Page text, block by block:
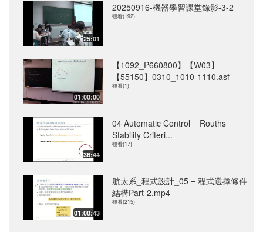
25:01
20250916-機器學習課堂錄影-3-2
觀看(192)
01:00:00
【1092_P660800】【W03】
【55150】0310_1010-1110.asf
觀看(1)
36:44
04 Automatic Control = Rouths
Stability Criteri...
觀看(17)
01:00:43
航太系_程式設計_05 = 程式選擇條件
結構Part-2.mp4
觀看(215)